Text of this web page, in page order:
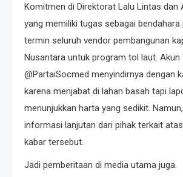
Komitmen di Direktorat Lalu Lintas dan
yang memiliki tugas sebagai bendahara
termin seluruh vendor pembangunan
Nusantara untuk program tol laut.
@PartaiSocmed menyindirnya dengan
karena menjabat di lahan basah tapi
menunjukkan harta yang sedikit.
informasi lanjutan dari pihak terkait
kabar tersebut.
Jadi pemberitaan di media utama juga.